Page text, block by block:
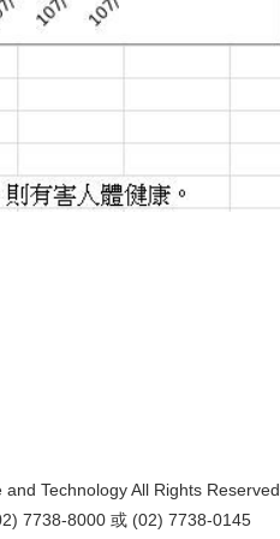
Technology All Rights Reserved
7738-8000 或 (02) 7738-0145